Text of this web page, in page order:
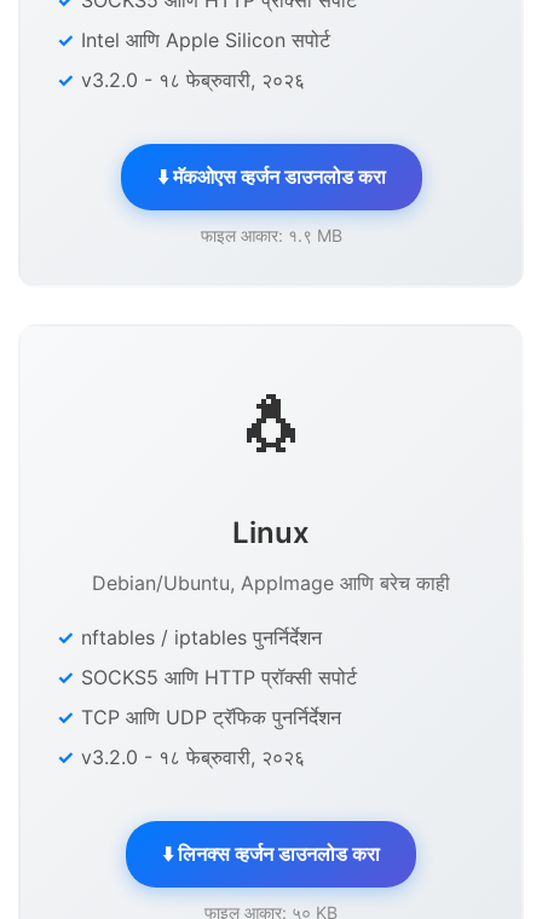
Intel आणि Apple Silicon सपोर्ट
v3.2.0 - १८ फेब्रुवारी, २०२६
⬇️ मॅकओएस व्हर्जन डाउनलोड करा
फाइल आकार: १.९ MB
🐧
Linux
Debian/Ubuntu, AppImage आणि बरेच काही
nftables / iptables पुनर्निर्देशन
SOCKS5 आणि HTTP प्रॉक्सी सपोर्ट
TCP आणि UDP ट्रॅफिक पुनर्निर्देशन
v3.2.0 - १८ फेब्रुवारी, २०२६
⬇️ लिनक्स व्हर्जन डाउनलोड करा
फाइल आकार: ५० KB